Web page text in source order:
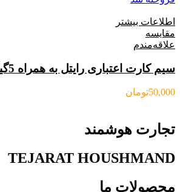
اطلاعات بیشتر
مقایسه
علاقه‌مندم
سیم کارت اعتباری رایتل به همراه 5گیگ اینترنت اولیه
50,000تومان
تجارت هوشمند
TEJARAT HOUSHMAND
محصولات ما